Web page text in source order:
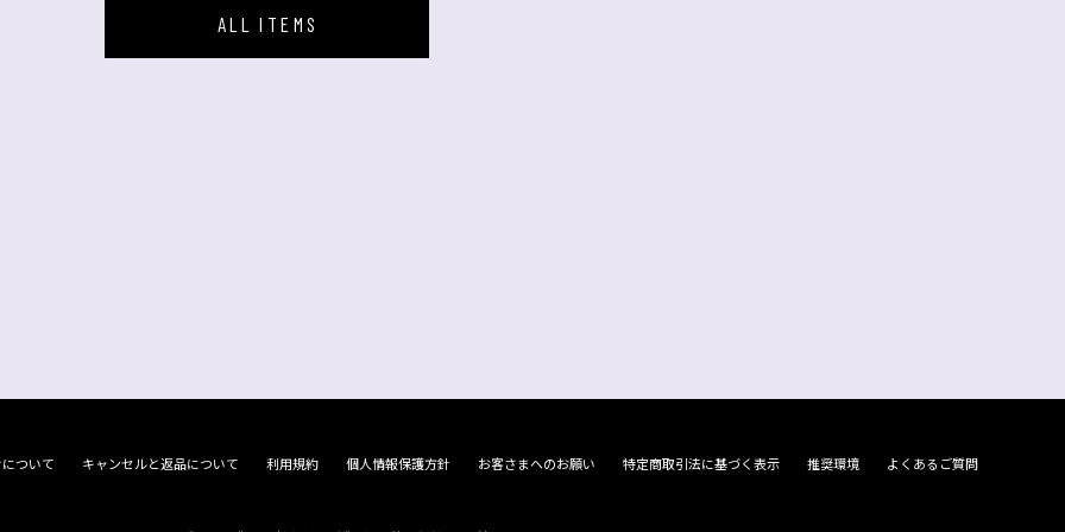
ALL ITEMS
ついて キャンセルと返品について 利用規約 個人情報保護方針 お客さまへのお願い 特定商取引法に基づく表示 推奨環境 よくあるご質問